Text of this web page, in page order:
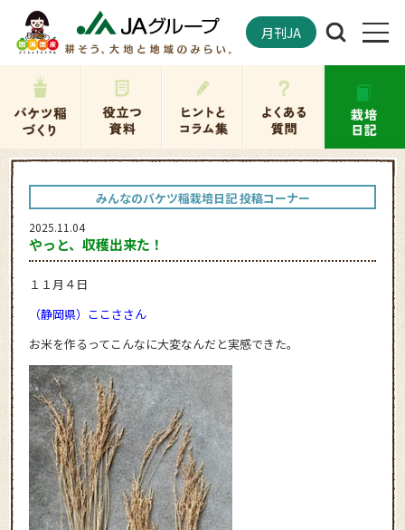
月刊JA
みんなのバケツ稲栽培日記 投稿コーナー
2025.11.04
やっと、収穫出来た！
１１月４日
（静岡県）ここささん
お米を作るってこんなに大変なんだと実感できた。